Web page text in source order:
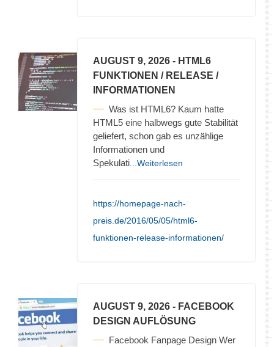
AUGUST 9, 2026 - HTML6
FUNKTIONEN / RELEASE /
INFORMATIONEN
Was ist HTML6? Kaum hatte
HTML5 eine halbwegs gute Stabilität
geliefert, schon gab es unzählige
Informationen und
Spekulati ...Weiterlesen
https://homepage-nach-
preis.de/2016/05/05/html6-
funktionen-release-informationen/
AUGUST 9, 2026 - FACEBOOK
DESIGN AUFLÖSUNG
Facebook Fanpage Design Wer